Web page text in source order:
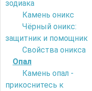
зодиака
Камень оникс
Чёрный оникс:
защитник и помощник
Свойства оникса
Опал
Камень опал -
прикоснитесь к